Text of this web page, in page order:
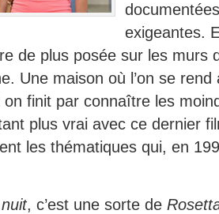
exigeantes.
de plus posée sur les murs
Une maison où l’on se
finit par connaître les
plus vrai avec ce dernier
les thématiques qui, en
, c’est une sorte de